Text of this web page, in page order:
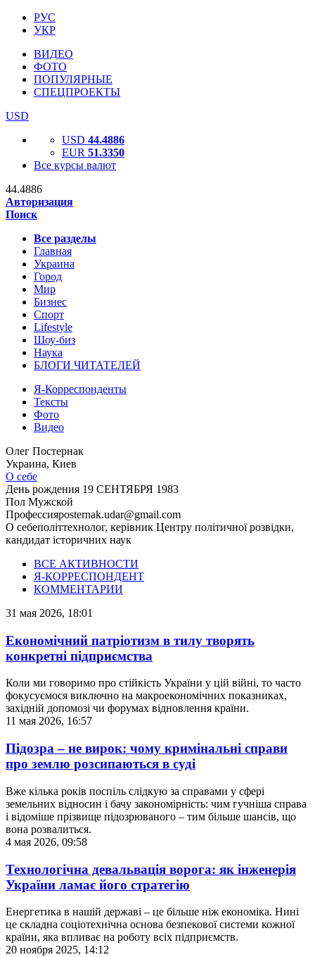
РУС
УКР
ВИДЕО
ФОТО
ПОПУЛЯРНЫЕ
СПЕЦПРОЕКТЫ
USD
USD 44.4886
EUR 51.3350
Все курсы валют
44.4886
Авторизация
Поиск
Все разделы
Главная
Украина
Город
Мир
Бизнес
Спорт
Lifestyle
Шоу-биз
Наука
БЛОГИ ЧИТАТЕЛЕЙ
Я-Корреспонденты
Тексты
Фото
Видео
Олег Постернак
Украина, Киев
О себе
День рождения 19 СЕНТЯБРЯ 1983
Пол Мужской
Профессияposternak.udar@gmail.com
О себеполіттехнолог, керівник Центру політичної розвідки,
кандидат історичних наук
ВСЕ АКТИВНОСТИ
Я-КОРРЕСПОНДЕНТ
КОММЕНТАРИИ
31 мая 2026, 18:01
Економічний патріотизм в тилу творять
конкретні підприємства
Коли ми говоримо про стійкість України у цій війні, то часто
фокусуємося виключно на макроекономічних показниках,
західній допомозі чи форумах відновлення країни.
11 мая 2026, 16:57
Підозра – не вирок: чому кримінальні справи
про землю розсипаються в суді
Вже кілька років поспіль слідкую за справами у сфері
земельних відносин і бачу закономірність: чим гучніша справа
і відоміше прізвище підозрюваного – тим більше шансів, що
вона розвалиться.
4 мая 2026, 09:58
Технологічна девальвація ворога: як інженерія
України ламає його стратегію
Енергетика в нашій державі – це більше ніж економіка. Нині
це складна соціотехнічна основа безпекової системи кожної
країни, яка впливає на роботу всіх підприємств.
20 ноября 2025, 14:12